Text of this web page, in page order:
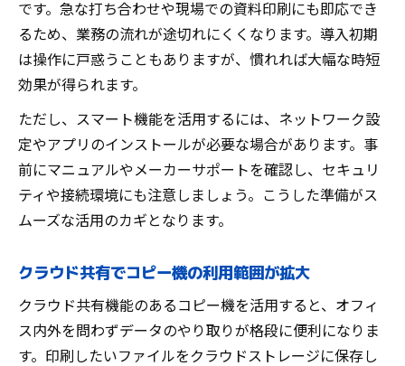
です。急な打ち合わせや現場での資料印刷にも即応でき
るため、業務の流れが途切れにくくなります。導入初期
は操作に戸惑うこともありますが、慣れれば大幅な時短
効果が得られます。
ただし、スマート機能を活用するには、ネットワーク設
定やアプリのインストールが必要な場合があります。事
前にマニュアルやメーカーサポートを確認し、セキュリ
ティや接続環境にも注意しましょう。こうした準備がス
ムーズな活用のカギとなります。
クラウド共有でコピー機の利用範囲が拡大
クラウド共有機能のあるコピー機を活用すると、オフィ
ス内外を問わずデータのやり取りが格段に便利になりま
す。印刷したいファイルをクラウドストレージに保存し